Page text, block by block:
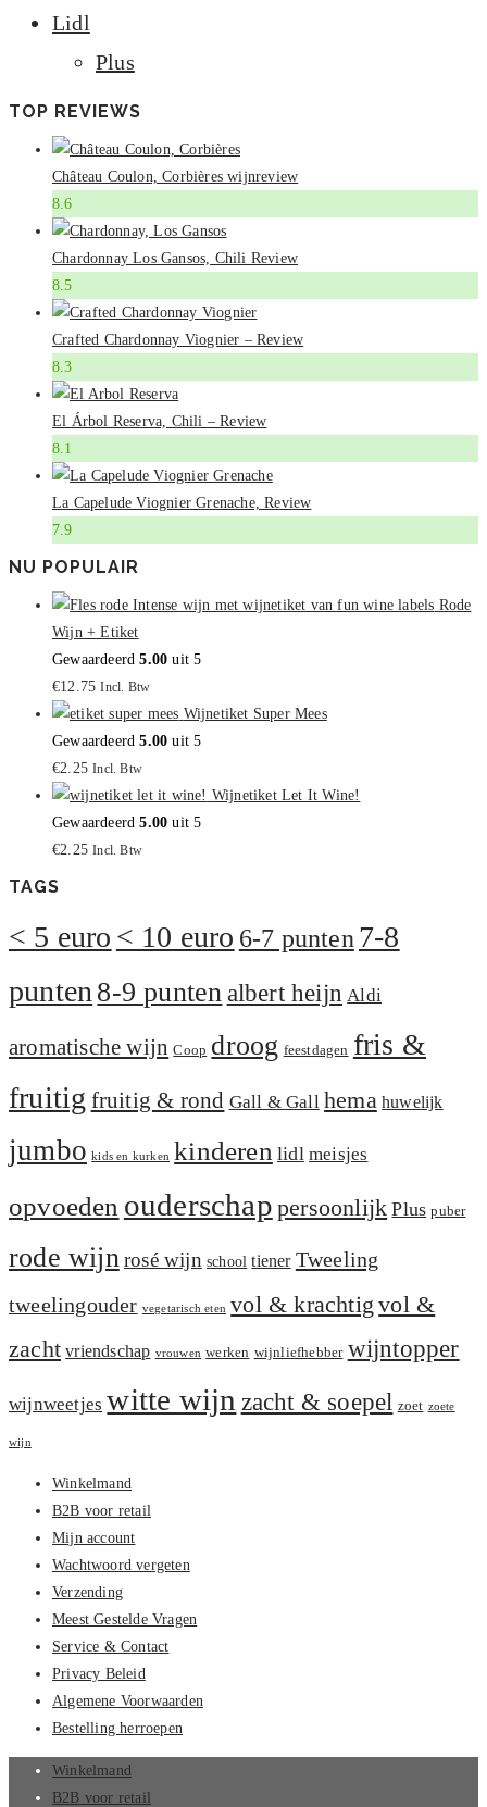
Lidl
Plus
TOP REVIEWS
Château Coulon, Corbières wijnreview
8.6
Chardonnay Los Gansos, Chili Review
8.5
Crafted Chardonnay Viognier – Review
8.3
El Árbol Reserva, Chili – Review
8.1
La Capelude Viognier Grenache, Review
7.9
NU POPULAIR
Rode
Wijn + Etiket
Gewaardeerd5.00 uit 5
€12.75 Incl. Btw
Wijnetiket Super Mees
Gewaardeerd5.00 uit 5
€2.25 Incl. Btw
Wijnetiket Let It Wine!
Gewaardeerd5.00 uit 5
€2.25 Incl. Btw
TAGS
< 5 euro < 10 euro 6-7 punten7-8
punten8-9 puntenalbert heijn Aldi
aromatische wijn Coop droog feestdagen fris &
fruitig fruitig & rond Gall & Gall hema huwelijk
jumbo kids en kurken kinderen lidl meisjes
opvoeden ouderschap persoonlijk Plus puber
rode wijn rosé wijn school tiener Tweeling
tweelingouder vegetarisch eten vol & krachtig vol &
zacht vriendschap vrouwen werken wijnliefhebber wijntopper
wijnweetjes witte wijn zacht & soepel zoet zoete
wijn
Winkelmand
B2B voor retail
Mijn account
Wachtwoord vergeten
Verzending
Meest Gestelde Vragen
Service & Contact
Privacy Beleid
Algemene Voorwaarden
Bestelling herroepen
Winkelmand
B2B voor retail